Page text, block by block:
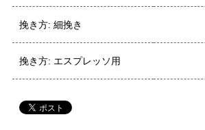
挽き方: 細挽き
挽き方: エスプレッソ用